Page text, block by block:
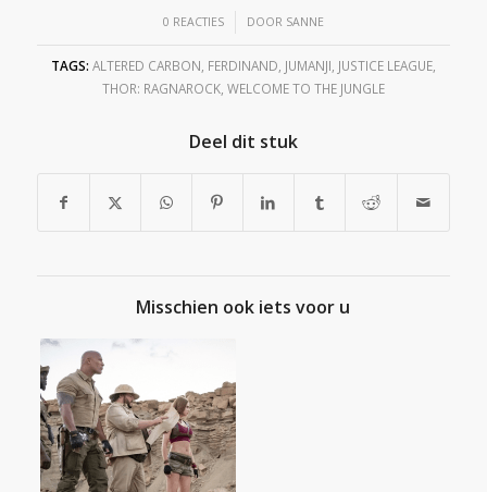
0 REACTIES
/ DOOR SANNE
TAGS: ALTERED CARBON FERDINAND JUMANJI JUSTICE LEAGUE,
THOR: RAGNAROCK, WELCOME TO THE JUNGLE
Deel dit stuk
Misschien ook iets voor u